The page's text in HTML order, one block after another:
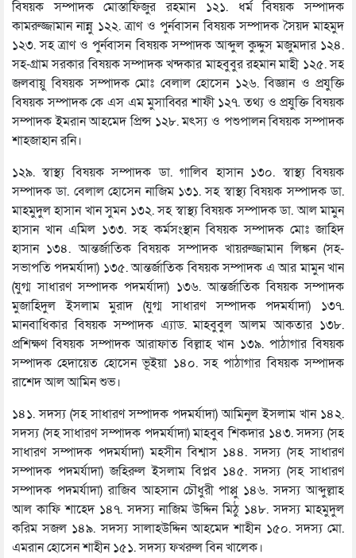
বিষয়ক সম্পাদক মোস্তাফিজুর রহমান ১২১. ধর্ম বিষয়ক সম্পাদক
কামরুজ্জামান নান্নু ১২২. ত্রাণ ও পুর্নবাসন বিষয়ক সম্পাদক সৈয়দ মাহমুদ
১২৩. সহ ত্রাণ ও পুর্নবাসন বিষয়ক সম্পাদক আব্দুল কুদ্দুস মজুমদার ১২৪.
সহ-গ্রাম সরকার বিষয়ক সম্পাদক খন্দকার মাহবুবুর রহমান মাহী ১২৫. সহ
জলবায়ু বিষয়ক সম্পাদক মোঃ বেলাল হোসেন ১২৬. বিজ্ঞান ও প্রযুক্তি
বিষয়ক সম্পাদক কে এস এম মুসাব্বির শাফী ১২৭. তথ্য ও প্রযুক্তি বিষয়ক
সম্পাদক ইমরান আহমেদ প্রিন্স ১২৮. মৎস্য ও পশুপালন বিষয়ক সম্পাদক
শাহজাহান রনি।
১২৯. স্বাস্থ্য বিষয়ক সম্পাদক ডা. গালিব হাসান ১৩০. স্বাস্থ্য বিষয়ক
সম্পাদক ডা. বেলাল হোসেন নাজিম ১৩১. সহ স্বাস্থ্য বিষয়ক সম্পাদক ডা.
মাহমুদুল হাসান খান সুমন ১৩২. সহ স্বাস্থ্য বিষয়ক সম্পাদক ডা. আল মামুন
হাসান খান এমিল ১৩৩. সহ কর্মসংস্থান বিষয়ক সম্পাদক মোঃ জাহিদ
হাসান ১৩৪. আন্তর্জাতিক বিষয়ক সম্পাদক খায়রুজ্জামান লিঙ্কন (সহ-
সভাপতি পদমর্যাদা) ১৩৫. আন্তর্জাতিক বিষয়ক সম্পাদক এ আর মামুন খান
(যুগ্ম সাধারণ সম্পাদক পদমর্যাদা) ১৩৬. আন্তর্জাতিক বিষয়ক সম্পাদক
মুজাহিদুল ইসলাম মুরাদ (যুগ্ম সাধারণ সম্পাদক পদমর্যাদা) ১৩৭.
মানবাধিকার বিষয়ক সম্পাদক এ্যাড. মাহবুবুল আলম আকতার ১৩৮.
প্রশিক্ষণ বিষয়ক সম্পাদক আরাফাত বিল্লাহ খান ১৩৯. পাঠাগার বিষয়ক
সম্পাদক হেদায়েত হোসেন ভূইয়া ১৪০. সহ পাঠাগার বিষয়ক সম্পাদক
রাশেদ আল আমিন শুভ।
১৪১. সদস্য (সহ সাধারণ সম্পাদক পদমর্যাদা) আমিনুল ইসলাম খান ১৪২.
সদস্য (সহ সাধারণ সম্পাদক পদমর্যাদা) মাহবুব শিকদার ১৪৩. সদস্য (সহ
সাধারণ সম্পাদক পদমর্যাদা) মহসীন বিশ্বাস ১৪৪. সদস্য (সহ সাধারণ
সম্পাদক পদমর্যাদা) জহিরুল ইসলাম বিপ্লব ১৪৫. সদস্য (সহ সাধারণ
সম্পাদক পদমর্যাদা) রাজিব আহসান চৌধুরী পাপ্পু ১৪৬. সদস্য আব্দুল্লাহ
আল কাফি শাহেদ ১৪৭. সদস্য নাজিম উদ্দিন মিঠু ১৪৮. সদস্য মাহমুদুল
করিম সজল ১৪৯. সদস্য সালাহউদ্দিন আহমেদ শাহীন ১৫০. সদস্য মো.
এমরান হোসেন শাহীন ১৫১. সদস্য ফখরুল বিন খালেক।